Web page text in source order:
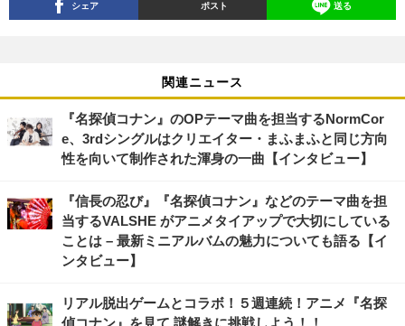
シェア ポスト 送る
関連ニュース
『名探偵コナン』のOPテーマ曲を担当するNormCor
e、3rdシングルはクリエイター・まふまふと同じ方向
性を向いて制作された渾身の一曲【インタビュー】
『信長の忍び』『名探偵コナン』などのテーマ曲を担
当するVALSHE がアニメタイアップで大切にしている
ことは – 最新ミニアルバムの魅力についても語る【イ
ンタビュー】
リアル脱出ゲームとコラボ！５週連続！アニメ『名探